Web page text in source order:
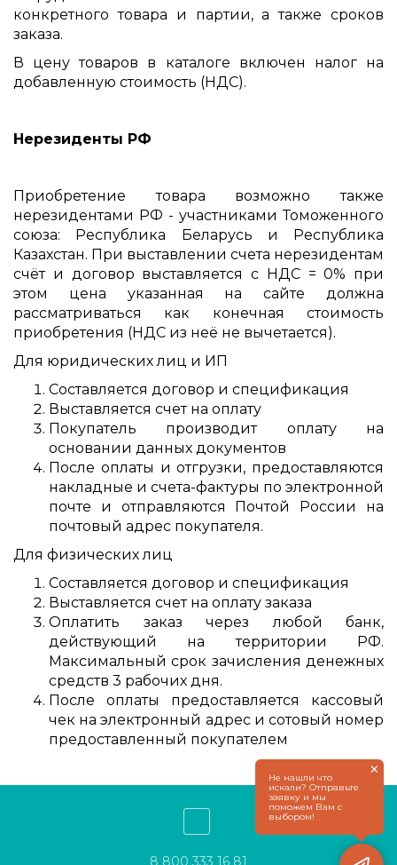
конкретного товара и партии, а также сроков
заказа.
В цену товаров в каталоге включен налог на
добавленную стоимость (НДС).
Нерезиденты РФ
Приобретение товара возможно также
нерезидентами РФ - участниками Томоженного
союза: Республика Беларусь и Республика
Казахстан. При выставлении счета нерезидентам
счёт и договор выставляется с НДС = 0% при
этом цена указанная на сайте должна
рассматриваться как конечная стоимость
приобретения (НДС из неё не вычетается).
Для юридических лиц и ИП
Составляется договор и спецификация
Выставляется счет на оплату
Покупатель производит оплату на
основании данных документов
После оплаты и отгрузки, предоставляются
накладные и счета-фактуры по электронной
почте и отправляются Почтой России на
почтовый адрес покупателя.
Для физических лиц
Составляется договор и спецификация
Выставляется счет на оплату заказа
Оплатить заказ через любой банк,
действующий на территории РФ.
Максимальный срок зачисления денежных
средств 3 рабочих дня.
После оплаты предоставляется кассовый
чек на электронный адрес и сотовый номер
предоставленный покупателем
8 800 333 16 81
Не нашли что
искали? Отправьте
заявку и мы
поможем Вам с
выбором!
×